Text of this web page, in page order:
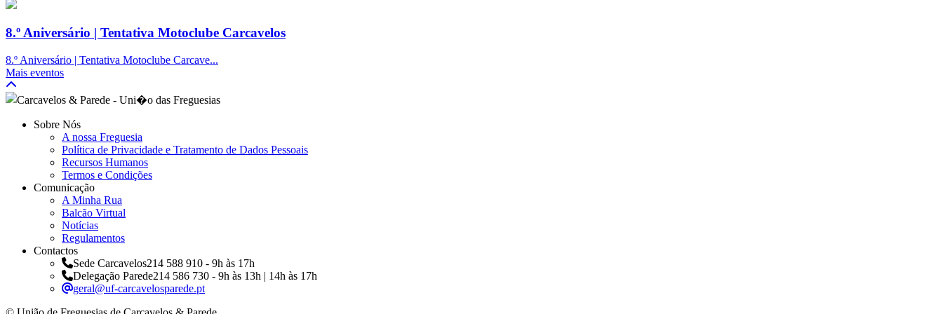
8.º Aniversário | Tentativa Motoclube Carcavelos
8.º Aniversário | Tentativa Motoclube Carcave...
Mais eventos
Sobre Nós
A nossa Freguesia
Política de Privacidade e Tratamento de Dados Pessoais
Recursos Humanos
Termos e Condições
Comunicação
A Minha Rua
Balcão Virtual
Notícias
Regulamentos
Contactos
Sede Carcavelos214 588 910 - 9h às 17h
Delegação Parede214 586 730 - 9h às 13h | 14h às 17h
geral@uf-carcavelosparede.pt